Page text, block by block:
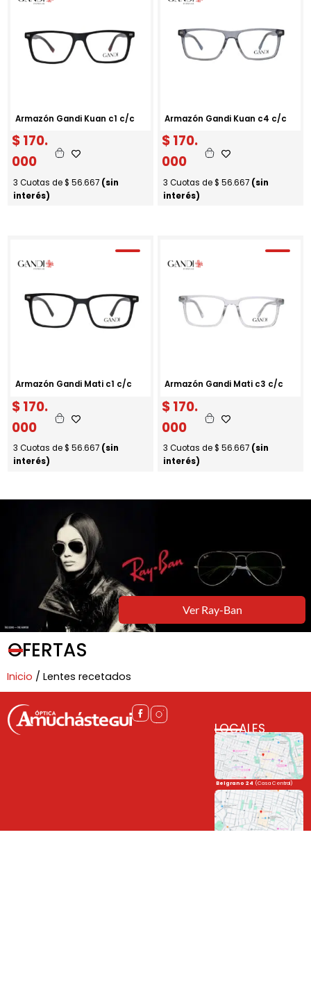
Armazón Gandi Kuan c1 c/c
$170.
000
3 Cuotas de $ 56.667 (sin
interés)
Armazón Gandi Kuan c4 c/c
$170.
000
3 Cuotas de $ 56.667 (sin
interés)
Armazón Gandi Mati c1 c/c
$170.
000
3 Cuotas de $ 56.667 (sin
interés)
Armazón Gandi Mati c3 c/c
$170.
000
3 Cuotas de $ 56.667 (sin
interés)
Ver Ray-Ban
OFERTAS
Inicio / Lentes recetados
LOCALES
Belgrano 24 (Casa Central)